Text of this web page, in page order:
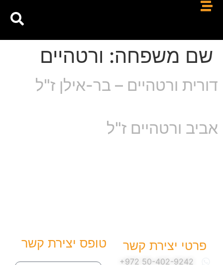
שם משפחה: ורטהיים
דורית ורטהיים – בר-אילן ז"ל
אביב ורטהיים ז"ל
פרטי יצירת קשר טופס יצירת קשר